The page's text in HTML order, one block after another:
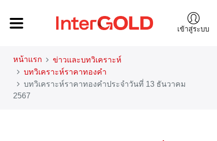
เข้าสู่ระบบ
หน้าแรก
ข่าวและบทวิเคราะห์
บทวิเคราะห์ราคาทองคำ
บทวิเคราะห์ราคาทองคำประจำวันที่ 13 ธันวาคม
2567